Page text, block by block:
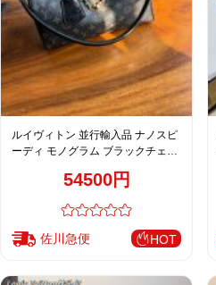
ルイヴィトン 並行輸入品 ナノスピ
ーディ モノグラム ブラックチェー
54500円
佐川急便 HOT